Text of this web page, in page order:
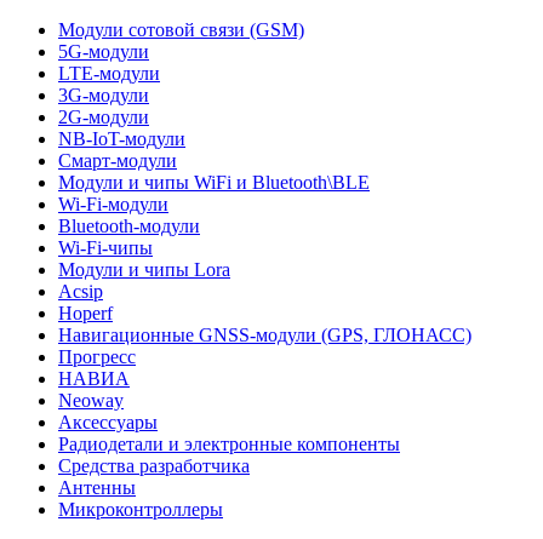
Модули сотовой связи (GSM)
5G-модули
LTE-модули
3G-модули
2G-модули
NB-IoT-модули
Смарт-модули
Модули и чипы WiFi и Bluetooth\BLE
Wi-Fi-модули
Bluetooth-модули
Wi-Fi-чипы
Модули и чипы Lora
Acsip
Hoperf
Навигационные GNSS-модули (GPS, ГЛОНАСС)
Прогресс
НАВИА
Neoway
Аксессуары
Радиодетали и электронные компоненты
Средства разработчика
Антенны
Микроконтроллеры